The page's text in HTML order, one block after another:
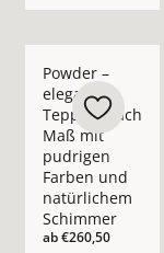
Powder –
eleganter
Teppich nach
Maß mit
pudrigen
Farben und
natürlichem
Schimmer
ab€260,50